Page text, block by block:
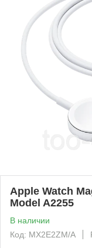
Apple Watch
Model A2255
В наличии
Код: MX2E2ZM/A